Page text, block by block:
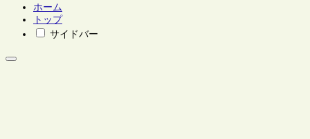
ホーム
トップ
サイドバー